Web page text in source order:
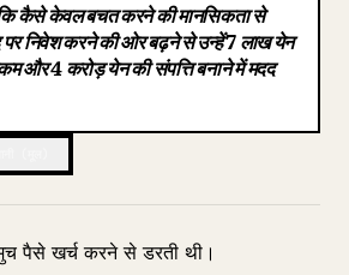
कि कैसे केवल बचत करने की मानसिकता से
निवेश करने की ओर बढ़ने से उन्हें 7 लाख येन
और 4 करोड़ येन की संपत्ति बनाने में मदद
पैसे खर्च करने से डरती थी।